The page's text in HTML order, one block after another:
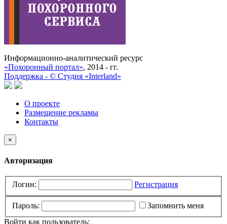
Информационно-аналитический ресурс
«Похоронный портал», 2014 - гг.
Поддержка - © Cтудия «Interland»
О проекте
Размещение рекламы
Контакты
×
Авторизация
Логин: Регистрация
Пароль:
Запомнить меня
Войти как пользователь: